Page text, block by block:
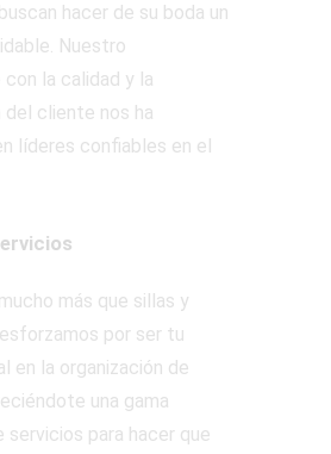
hacer de su boda un
Nuestro
la calidad y la
cliente nos ha
líderes confiables en el
más que sillas y
por ser tu
en la organización de
una gama
para hacer que